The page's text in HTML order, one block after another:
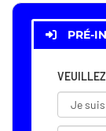
PRÉ-